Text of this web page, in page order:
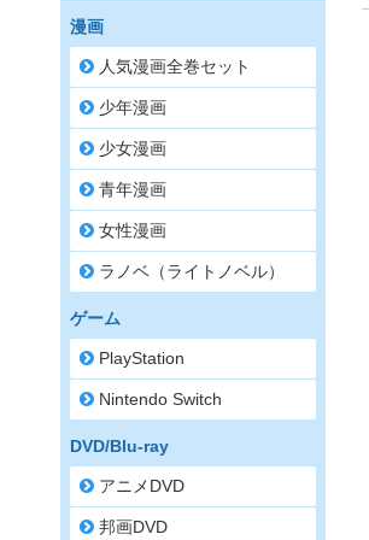
漫画
人気漫画全巻セット
少年漫画
少女漫画
青年漫画
女性漫画
ラノベ（ライトノベル）
ゲーム
PlayStation
Nintendo Switch
DVD/Blu-ray
アニメDVD
邦画DVD